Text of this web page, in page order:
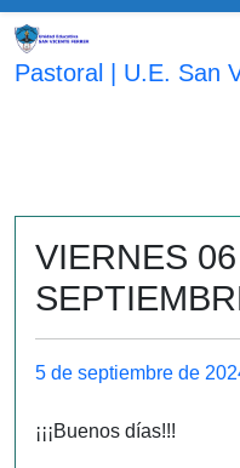
Saltar
contenido
Pastoral | U.E. San
VIERNES
Publicado
5 de septiembre de
¡¡¡Buenos días!!!